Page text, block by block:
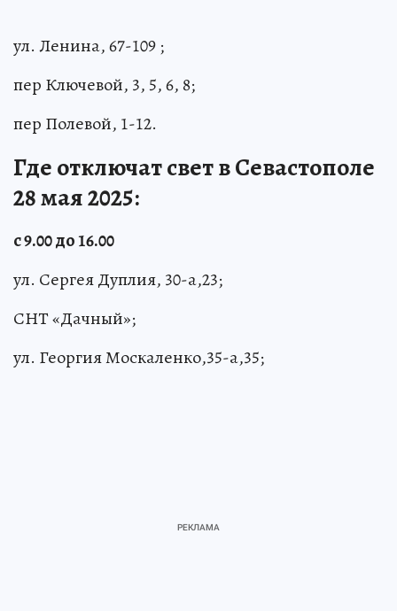
ул. Ленина, 67-109 ;
пер Ключевой, 3, 5, 6, 8;
пер Полевой, 1-12.
Где отключат свет в Севастополе
28 мая 2025:
с 9.00 до 16.00
ул. Сергея Дуплия, 30-а,23;
СНТ «Дачный»;
ул. Георгия Москаленко,35-а,35;